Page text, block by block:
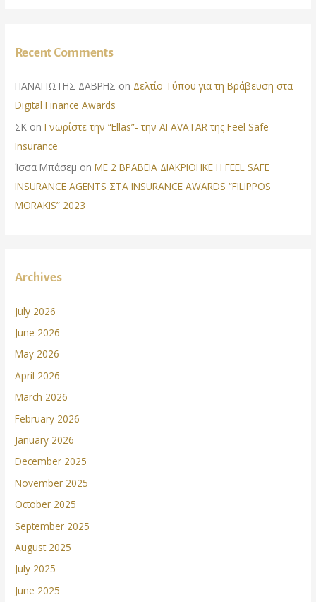
Recent Comments
ΠΑΝΑΓΙΩΤΗΣ ΔΑΒΡΗΣ on Δελτίο Τύπου για τη Βράβευση στα
Digital Finance Awards
ΣΚ onΓνωρίστε την “Ellas”- την AI AVATAR της Feel Safe
Insurance
Ίσσα Μπάσεμ onΜΕ 2 ΒΡΑΒΕΙΑ ΔΙΑΚΡΙΘΗΚΕ Η FEEL SAFE
INSURANCE AGENTS ΣΤΑ INSURANCE AWARDS “FILIPPOS
MORAKIS” 2023
Archives
July 2026
June 2026
May 2026
April 2026
March 2026
February 2026
January 2026
December 2025
November 2025
October 2025
September 2025
August 2025
July 2025
June 2025